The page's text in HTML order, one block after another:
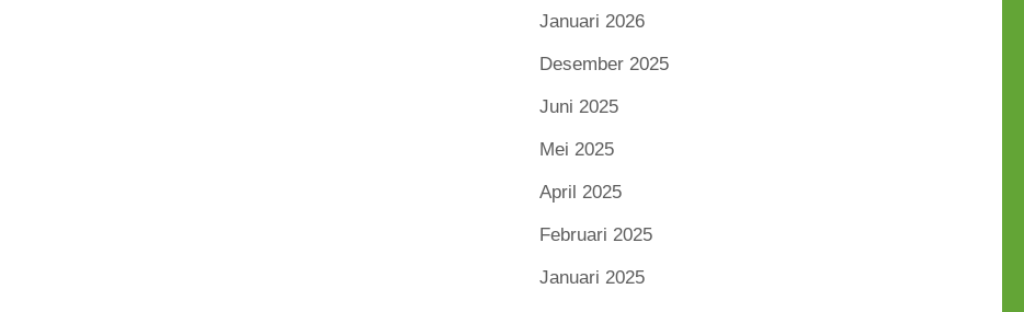
Januari 2026
Desember 2025
Juni 2025
Mei 2025
April 2025
Februari 2025
Januari 2025